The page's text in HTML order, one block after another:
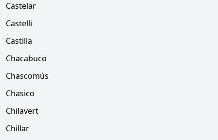
Castelar
Castelli
Castilla
Chacabuco
Chascomús
Chasico
Chilavert
Chillar